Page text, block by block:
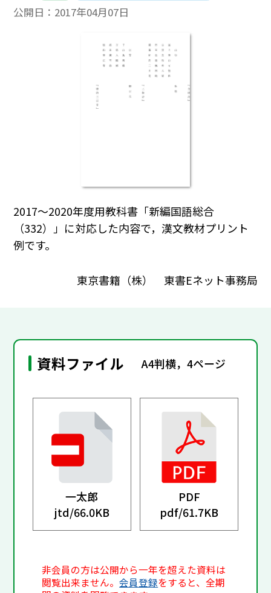
公開日： 2017年04月07日
2017～2020年度用教科書「新編国語総合
（332）」に対応した内容で，漢文教材プリント
例です。
東京書籍（株） 東書Eネット事務局
資料ファイル A4判横，4ページ
一太郎
jtd/66.0KB
PDF
pdf/61.7KB
非会員の方は公開から一年を超えた資料は
閲覧出来ません。会員登録をすると、全期